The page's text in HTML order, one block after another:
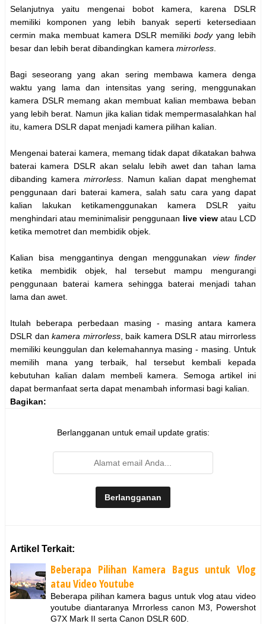
Selanjutnya yaitu mengenai bobot kamera, karena DSLR
memiliki komponen yang lebih banyak seperti ketersediaan
cermin maka membuat kamera DSLR memiliki bodyyang lebih
besar dan lebih berat dibandingkan kamera mirrorless
Bagi seseorang yang akan sering membawa kamera denga
waktu yang lama dan intensitas yang sering, menggunakan
kamera DSLR memang akan membuat kalian membawa beban
yang lebih berat. Namun jika kalian tidak mempermasalahkan hal
itu, kamera DSLR dapat menjadi kamera pilihan kalian.
Mengenai baterai kamera, memang tidak dapat dikatakan bahwa
baterai kamera DSLR akan selalu lebih awet dan tahan lama
dibanding kamera mirrorless . Namun kalian dapat menghemat
penggunaan dari baterai kamera, salah satu cara yang dapat
kalian lakukan ketikamenggunakan kamera DSLR yaitu
menghindari atau meminimalisir penggunaan live viewatau LCD
ketika memotret dan membidik objek.
Kalian bisa menggantinya dengan menggunakan view finder
ketika membidik objek, hal tersebut mampu mengurangi
penggunaan baterai kamera sehingga baterai menjadi tahan
lama dan awet.
Itulah beberapa perbedaan masing - masing antara kamera
DSLR dan kamera mirrorless, baik kamera DSLR atau mirrorless
memiliki keunggulan dan kelemahannya masing - masing. Untuk
memilih mana yang terbaik, hal tersebut kembali kepada
kebutuhan kalian dalam membeli kamera. Semoga artikel ini
dapat bermanfaat serta dapat menambah informasi bagi kalian.
Bagikan:
Berlangganan untuk email update gratis:
Artikel Terkait:
Beberapa Pilihan Kamera Bagus untuk Vlog
atau Video Youtube
Beberapa pilihan kamera bagus untuk vlog atau video
youtube diantaranya Mrrorless canon M3, Powershot
G7X Mark II serta Canon DSLR 60D.